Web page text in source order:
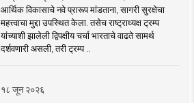
आर्थिक विकासाचे नवे प्रारूप मांडताना, सागरी सुरक्षेचा
महत्त्वाचा मुद्दा उपस्थित केला. तसेच राष्ट्राध्यक्ष ट्रम्प
यांच्याशी झालेली द्विपक्षीय चर्चा भारताचे वाढते सामर्थ
दर्शवणारी असली, तरी ट्रम्प ..
१८ जून २०२६